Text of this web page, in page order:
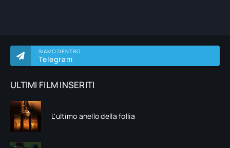
SIAMO DENTRO
Telegram
ULTIMI FILM INSERITI
L'ultimo anello della follia